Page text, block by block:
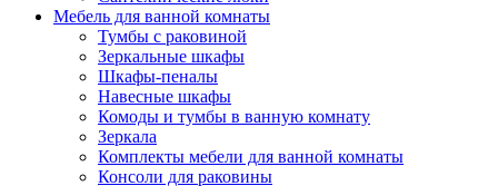
Мебель для ванной комнаты
Тумбы с раковиной
Зеркальные шкафы
Шкафы-пеналы
Навесные шкафы
Комоды и тумбы в ванную комнату
Зеркала
Комплекты мебели для ванной комнаты
Консоли для раковины